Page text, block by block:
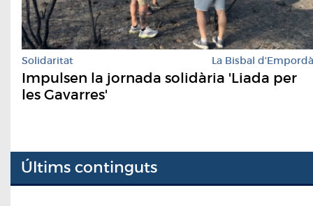
Solidaritat La Bisbal d'Empordà
Impulsen la jornada solidària 'Liada per
les Gavarres'
Últims continguts